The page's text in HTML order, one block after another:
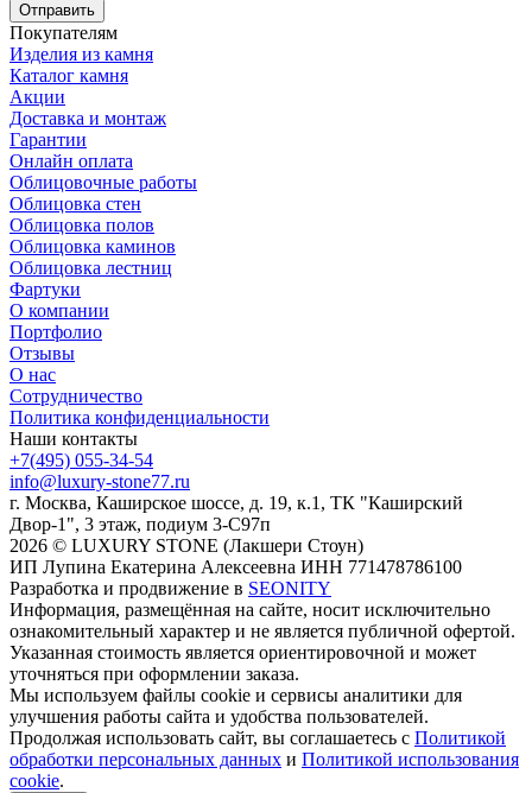
Отправить
Покупателям
Изделия из камня
Каталог камня
Акции
Доставка и монтаж
Гарантии
Онлайн оплата
Облицовочные работы
Облицовка стен
Облицовка полов
Облицовка каминов
Облицовка лестниц
Фартуки
О компании
Портфолио
Отзывы
О нас
Сотрудничество
Политика конфиденциальности
Наши контакты
+7(495) 055-34-54
info@luxury-stone77.ru
г. Москва, Каширское шоссе, д. 19, к.1, ТК "Каширский
Двор-1", 3 этаж, подиум 3-С97п
2026 © LUXURY STONE (Лакшери Стоун)
ИП Лупина Екатерина Алексеевна ИНН 771478786100
Разработка и продвижение в SEONITY
Информация, размещённая на сайте, носит исключительно
ознакомительный характер и не является публичной офертой.
Указанная стоимость является ориентировочной и может
уточняться при оформлении заказа.
Мы используем файлы cookie и сервисы аналитики для
улучшения работы сайта и удобства пользователей.
Продолжая использовать сайт, вы соглашаетесь с Политикой
обработки персональных данных и Политикой использования
cookie.